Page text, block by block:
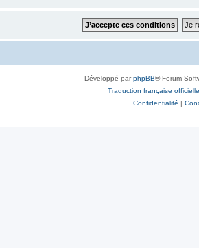
Développé parphpBB® Forum
Traduction française officielle
Confidentialité |